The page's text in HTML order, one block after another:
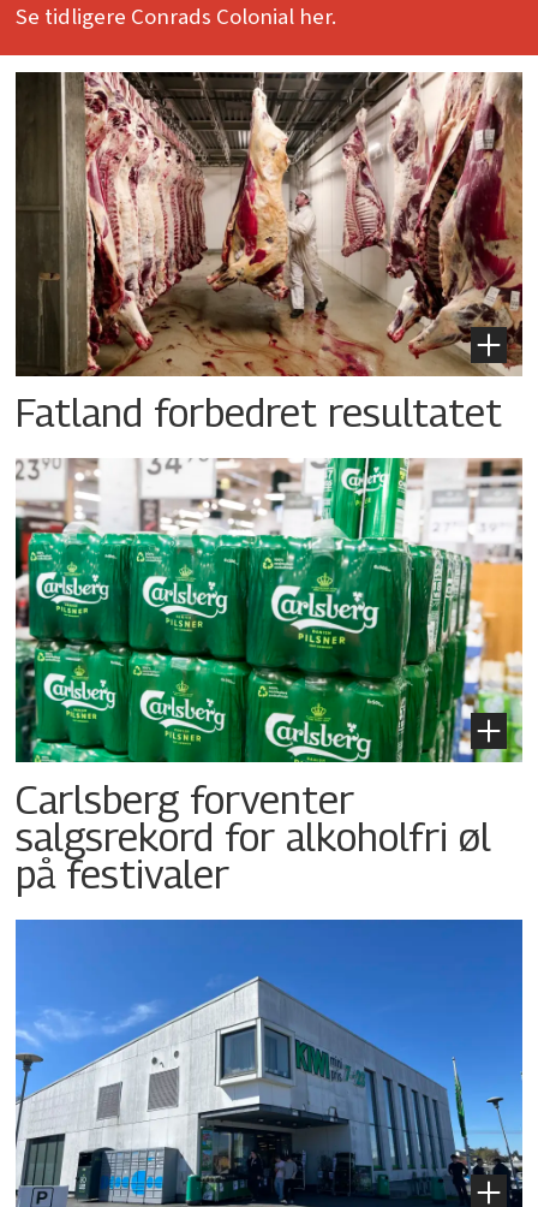
Se tidligere Conrads Colonial her.
Fatland forbedret resultatet
Carlsberg forventer
salgsrekord for alkoholfri øl
på festivaler